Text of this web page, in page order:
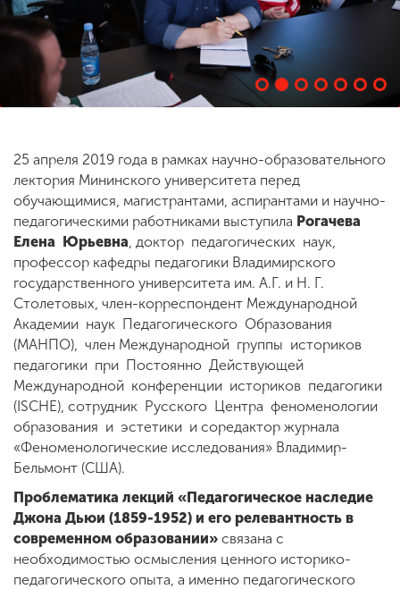
+7 (831) 262-26-20
25 апреля 2019 года в рамках научно-образовательного
лектория Мининского университета перед
обучающимися, магистрантами, аспирантами и научно-
педагогическими работниками выступила Рогачева
Елена Юрьевна , доктор педагогических наук,
профессор кафедры педагогики Владимирского
государственного университета им. А.Г. и Н. Г.
Столетовых, член-корреспондент Международной
Академии наук Педагогического Образования
(МАНПО), член Международной группы историков
педагогики при Постоянно Действующей
Международной конференции историков педагогики
(ISCHE), сотрудник Русского Центра феноменологии
образования и эстетики и соредактор журнала
«Феноменологические исследования» Владимир-
Бельмонт (США).
Проблематика лекций «Педагогическое наследие
Джона Дьюи (1859-1952) и его релевантность в
современном образовании» связана с
необходимостью осмысления ценного историко-
педагогического опыта, а именно педагогического